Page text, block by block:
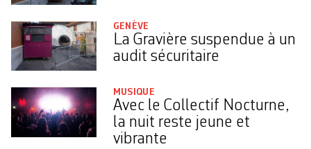
GENÈVE
La Gravière suspendue à un
audit sécuritaire
MUSIQUE
Avec le Collectif Nocturne,
la nuit reste jeune et
vibrante